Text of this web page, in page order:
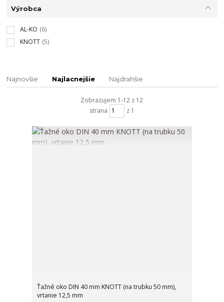
Výrobca
AL-KO (6)
KNOTT (5)
Najnovšie Najlacnejšie Najdrahšie
Zobrazujem 1-12 z 12
strana
z 1
Ťažné oko DIN 40 mm KNOTT (na trubku 50 mm),
vrtanie 12,5 mm